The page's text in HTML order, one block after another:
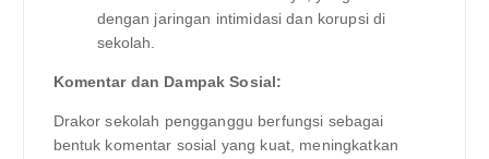
dengan jaringan intimidasi dan korupsi di
sekolah.
Komentar dan Dampak Sosial:
Drakor sekolah pengganggu berfungsi sebagai
bentuk komentar sosial yang kuat, meningkatkan